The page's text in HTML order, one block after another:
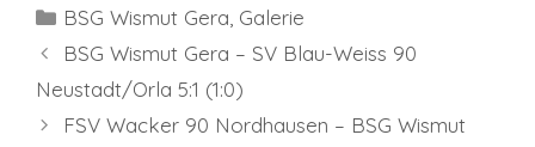
Kategorien
BSG Wismut Gera Galerie
BSG Wismut Gera – SV Blau-Weiss 90
Neustadt/Orla 5:1 (1:0)
FSV Wacker 90 Nordhausen – BSG Wismut